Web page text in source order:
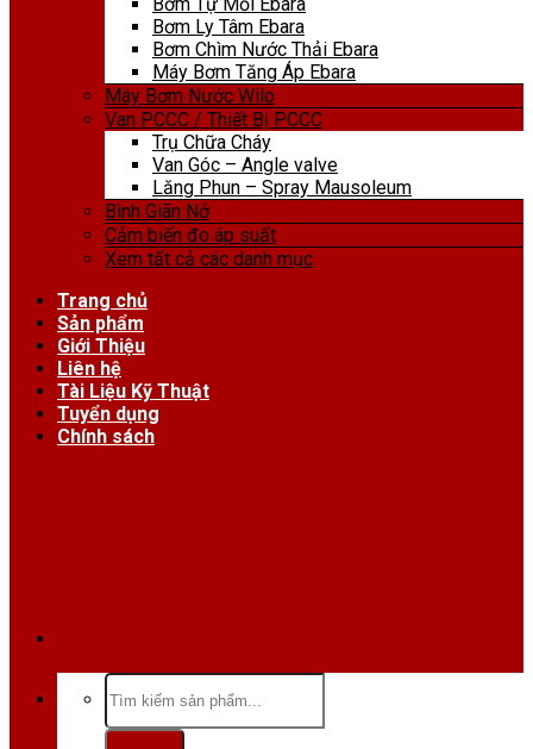
Bơm Ly Tâm Ebara
Bơm Chìm Nước Thải Ebara
Máy Bơm Tăng Áp Ebara
Máy Bơm Nước Wilo
Van PCCC / Thiết Bị PCCC
Trụ Chữa Cháy
Van Góc – Angle valve
Lăng Phun – Spray Mausoleum
Bình Giãn Nở
Cảm biến đo áp suất
Xem tất cả các danh mục
Trang chủ
Sản phẩm
Giới Thiệu
Liên hệ
Tài Liệu Kỹ Thuật
Tuyển dụng
Chính sách
Tìm
kiếm: